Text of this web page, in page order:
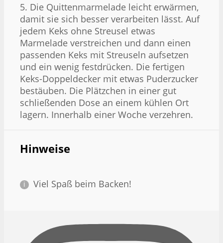
5. Die Quittenmarmelade leicht erwärmen,
damit sie sich besser verarbeiten lässt. Auf
jedem Keks ohne Streusel etwas
Marmelade verstreichen und dann einen
passenden Keks mit Streuseln aufsetzen
und ein wenig festdrücken. Die fertigen
Keks-Doppeldecker mit etwas Puderzucker
bestäuben. Die Plätzchen in einer gut
schließenden Dose an einem kühlen Ort
lagern. Innerhalb einer Woche verzehren.
Hinweise
Viel Spaß beim Backen!